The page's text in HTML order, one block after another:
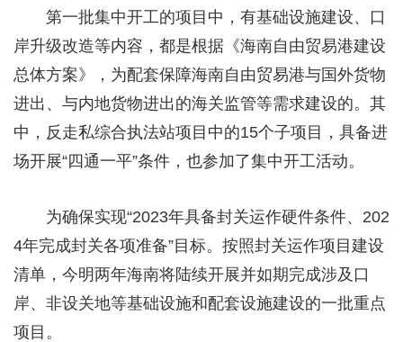
第一批集中开工的项目中，有基础设施建设、口
岸升级改造等内容，都是根据《海南自由贸易港建设
总体方案》，为配套保障海南自由贸易港与国外货物
进出、与内地货物进出的海关监管等需求建设的。其
中，反走私综合执法站项目中的15个子项目，具备进
场开展“四通一平”条件，也参加了集中开工活动。
为确保实现“2023年具备封关运作硬件条件、202
4年完成封关各项准备”目标。按照封关运作项目建设
清单，今明两年海南将陆续开展并如期完成涉及口
岸、非设关地等基础设施和配套设施建设的一批重点
项目。